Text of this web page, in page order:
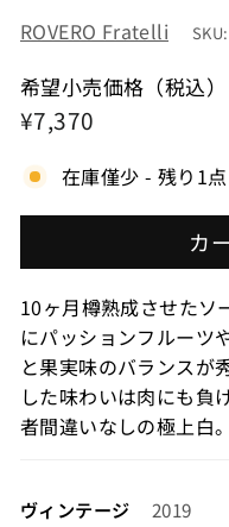
ROVERO Fratelli
希望小売価格（税込）
希
小
売
価
格
（税
込）
¥7,370
在庫僅少 - 残り1点
カ
10ヶ月樽熟成させたソ
にパッションフルーツ
と果実味のバランスが
した味わいは肉にも負
者間違いなしの極上白。
ヴィンテージ
2019